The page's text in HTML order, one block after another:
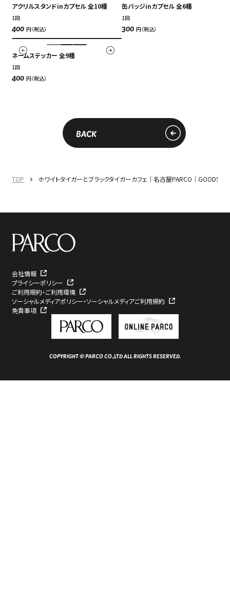
アクリルスタンドinカプセル 全10種
1回
400 円（税込）
缶バッジinカプセル 全6種
1回
300 円（税込）
ネームステッカー 全9種
1回
400 円（税込）
BACK
TOP ホワイトタイガーとブラックタイガーカフェ｜名古屋PARCO｜GOODS
会社情報
プライシーポリシー
ご利用規約・ご利用環境
ソーシャルメディアポリシー・ソーシャルメディアご利用規約
免責事項
COPYRIGHT © PARCO CO.,LTD ALL RIGHTS RESERVED.